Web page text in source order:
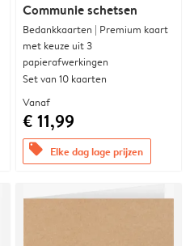
Communie schetsen
Bedankkaarten | Premium kaart
met keuze uit 3
papierafwerkingen
Set van 10 kaarten
Vanaf
€ 11,99
offers Elke dag lage prijzen